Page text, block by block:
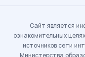
Сайт является
ознакомительных
источников сети
Министерства